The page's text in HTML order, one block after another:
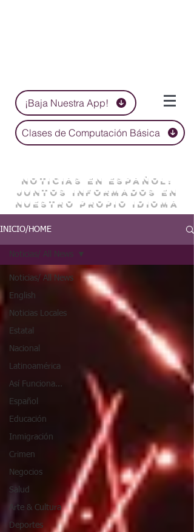
¡Baja Nuestra App!
Clases de Computación Básica
NOTICIAS EN ESPAÑOL:
JUNTOS INFORMADOS EN
NUESTRO PROPIO IDIOMA
INICIO/HOME
Noticias/ All News
English
Noticias Locales
Estatal
Nacional
Latinoamérica
Así Funciona...
Español
Educación
Inmigración
Crimen
Negocios
Salud
Arte & Cultura
Deportes
Noticias/ All News